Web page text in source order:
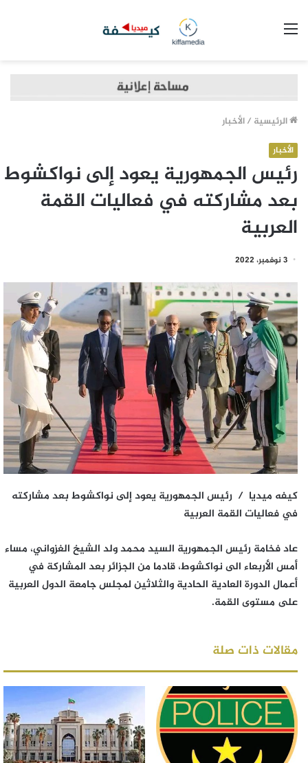
الرئيسية /الأخبار
الأخبار
رئيس الجمهورية يعود إلى نواكشوط
بعد مشاركته في فعاليات القمة
العربية
3 نوفمبر، 2022
كيفه ميديا / رئيس الجمهورية يعود إلى نواكشوط بعد مشاركته
في فعاليات القمة العربية
عاد فخامة رئيس الجمهورية السيد محمد ولد الشيخ الغزواني، مساء
أمس الأربعاء الى نواكشوط، قادما من الجزائر بعد المشاركة في
أعمال الدورة العادية الحادية والثلاثين لمجلس جامعة الدول العربية
على مستوى القمة.
مقالات ذات صلة